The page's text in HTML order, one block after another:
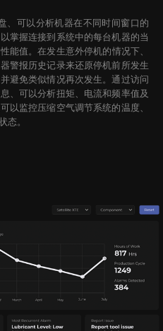
、可以分析机器在不同时间窗口的
掌握连接到系统中的每台机器的当
能值。在发生意外停机的情况下、
警报历史记录来还原停机前所发生
避免类似情况再次发生。通过访问
、可以分析扭矩、电流和频率值及
以监控压缩空气调节系统的温度、
态。